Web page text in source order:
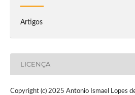
Artigos
LICENÇA
Copyright (c) 2025 Antonio Ismael Lopes